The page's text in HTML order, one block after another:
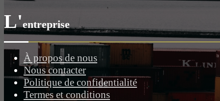
L'entreprise
À propos de nous
Nous contacter
Politique de confidentialité
Termes et conditions